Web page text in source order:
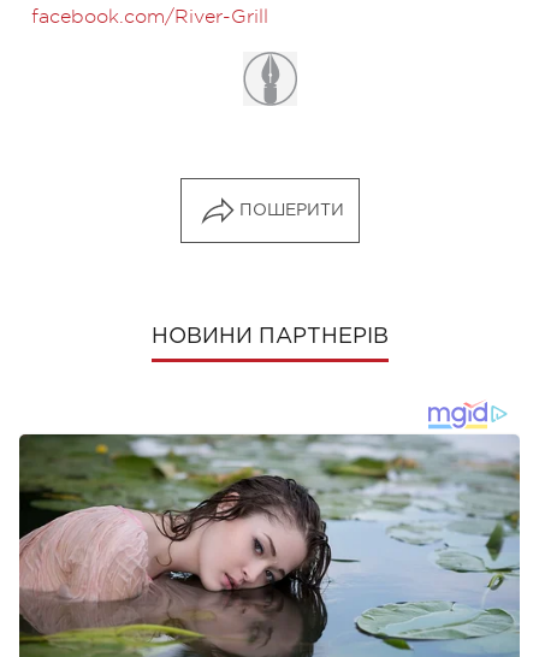
facebook.com/River-Grill
ПОШЕРИТИ
НОВИНИ ПАРТНЕРІВ